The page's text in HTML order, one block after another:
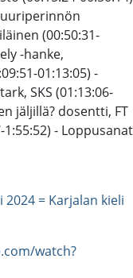
(00:50:31-
-hanke,
01:13:05) -
SKS (01:13:06-
jäljillä? dosentti, FT
- Loppusanat
= Karjalan kieli
watch?